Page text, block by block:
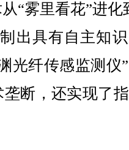
“雾里看花”进化
出具有自主知
光纤传感监测仪
断，还实现了